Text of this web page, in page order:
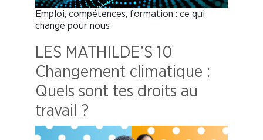
Emploi, compétences, formation : ce qui
change pour nous
LES MATHILDE’S 10
Changement climatique :
Quels sont tes droits au
travail ?